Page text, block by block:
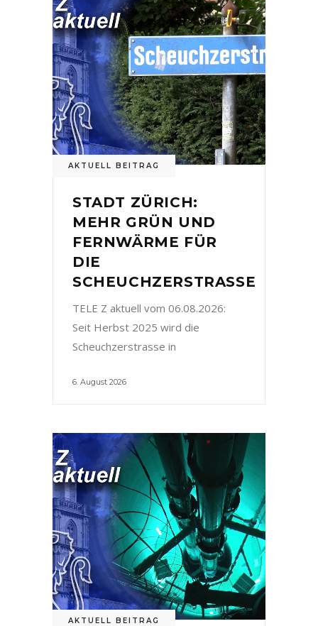
AKTUELL BEITRAG
STADT ZÜRICH:
MEHR GRÜN UND
FERNWÄRME FÜR
DIE
SCHEUCHZERSTRASSE
TELE Z aktuell vom 06.08.2026:
Seit Herbst 2025 wird die
Scheuchzerstrasse in
6. August 2026
AKTUELL BEITRAG